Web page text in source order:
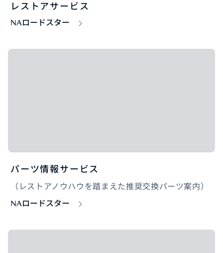
レストアサービス
NAロードスター
パーツ情報サービス
（レストアノウハウを踏まえた推奨交換パーツ案内）
NAロードスター